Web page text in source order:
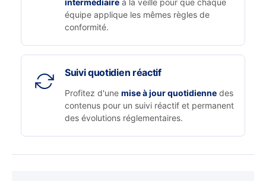
équipe applique les mêmes règles de
conformité.
Suivi quotidien réactif
Profitez d'une mise à jour quotidienne des
contenus pour un suivi réactif et permanent
des évolutions réglementaires.